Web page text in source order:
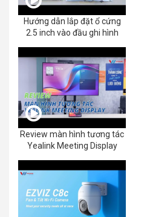
Hướng dẫn lắp đặt ổ cứng
2.5 inch vào đầu ghi hình
Review màn hình tương tác
Yealink Meeting Display